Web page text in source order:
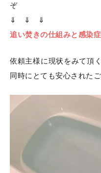
ぞ
⇓ ⇓ ⇓
追い焚きの仕組みと感染
依頼主様に現状をみて頂
同時にとても安心されたご